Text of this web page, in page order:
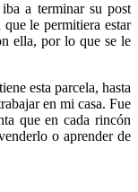
a terminar su post
le permitiera estar
ella, por lo que se le
esta parcela, hasta
en mi casa. Fue
que en cada rincón
o aprender de